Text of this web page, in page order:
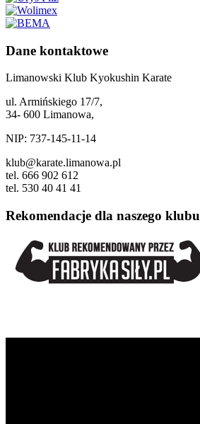
Dane kontaktowe
Limanowski Klub Kyokushin Karate
ul. Armińskiego 17/7,
34- 600 Limanowa,
NIP: 737-145-11-14
klub@karate.limanowa.pl
tel. 666 902 612
tel. 530 40 41 41
Rekomendacje dla naszego klubu